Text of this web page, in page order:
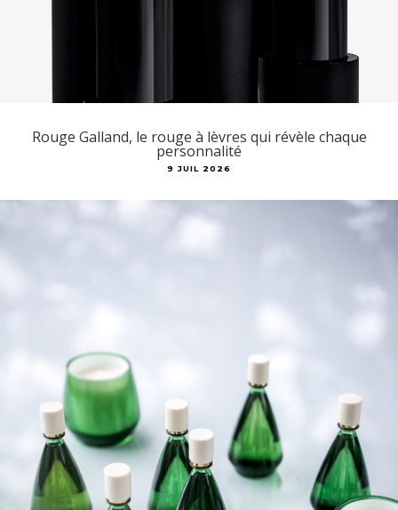
Rouge Galland, le rouge à lèvres qui révèle chaque
personnalité
9 JUIL 2026